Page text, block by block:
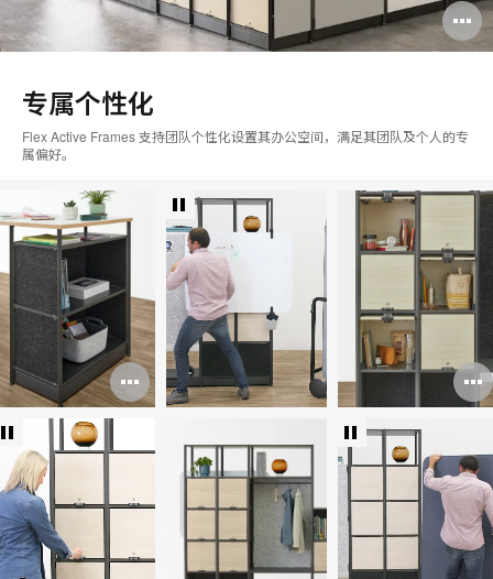
专属个性化
Flex Active Frames 支持团队个性化设置其办公空间，满足其团队及个人的专
属偏好。
打
开
图
片